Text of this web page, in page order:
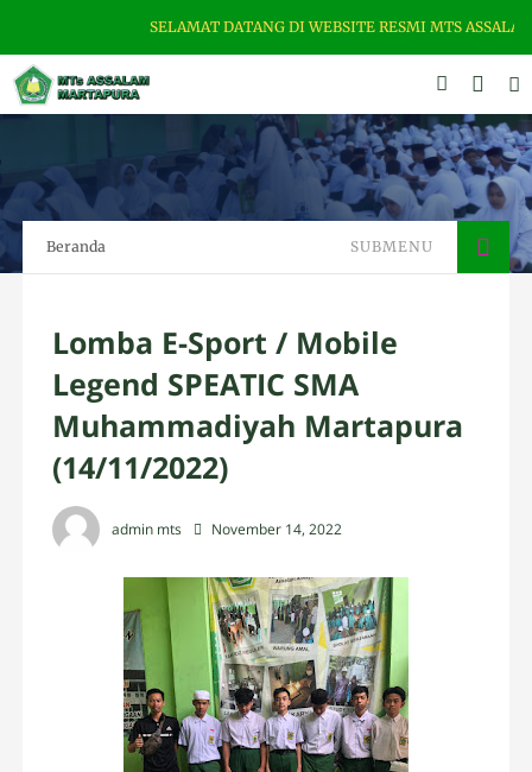
SELAMAT DATANG DI WEBSITE RESMI MTS ASSALAM
Beranda SUBMENU
Lomba E-Sport / Mobile
Legend SPEATIC SMA
Muhammadiyah Martapura
(14/11/2022)
admin mts November 14, 2022